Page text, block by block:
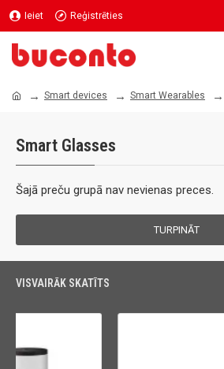
Ieiet Reģistrēties
Smart devices Smart Wearables
Smart Glasses
Šajā preču grupā nav nevienas preces.
TURPINĀT
VISVAIRĀK SKATĪTS